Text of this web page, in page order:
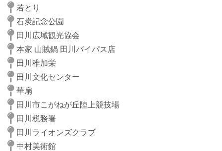
若とり
石炭記念公園
田川広域観光協会
本家 山賊鍋 田川バイパス店
田川稚加栄
田川文化センター
華扇
田川市こがねが丘陸上競技場
田川税務署
田川ライオンズクラブ
中村美術館